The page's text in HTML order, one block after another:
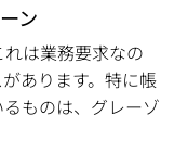
ン
は業務要求なの
あります。特に帳
ものは、グレーゾ